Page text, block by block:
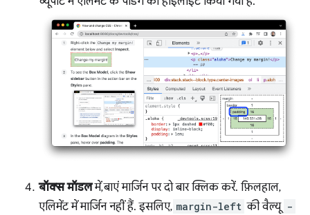
बॉक्स मॉडलमें, बाएं मार्जिन पर दो बार क्लिक करें. फ़िलहाल,
एलिमेंट में मार्जिन नहीं हैं. इसलिए, margin-left की वैल्यू -